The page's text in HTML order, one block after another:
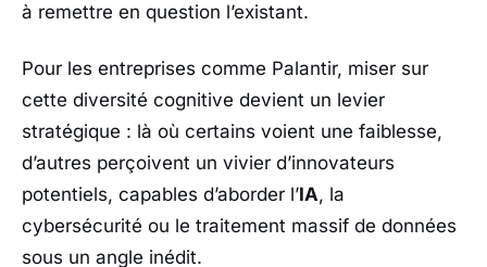
à remettre en question l’existant.
Pour les entreprises comme Palantir, miser sur
cette diversité cognitive devient un levier
stratégique : là où certains voient une faiblesse,
d’autres perçoivent un vivier d’innovateurs
potentiels, capables d’aborder l’IA, la
cybersécurité ou le traitement massif de données
sous un angle inédit.